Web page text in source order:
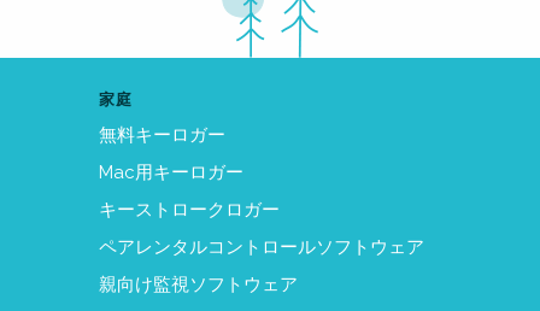
家庭
無料キーロガー
Mac用キーロガー
キーストロークロガー
ペアレンタルコントロールソフトウェア
親向け監視ソフトウェア